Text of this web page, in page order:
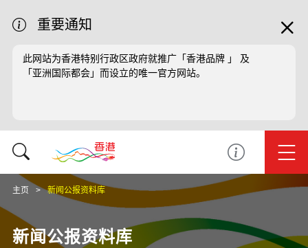
重要通知
此网站为香港特别行政区政府就推广「香港品牌 」 及
「亚洲国际都会」而设立的唯一官方网站。
主页 新闻公报资料库
新闻公报资料库